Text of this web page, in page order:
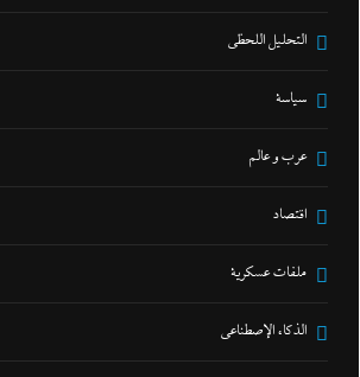
التحليل اللحظي
سياسة
عرب و عالم
اقتصاد
ملفات عسكرية
الذكاء الإصطناعي